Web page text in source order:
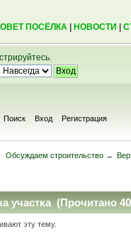
ПОСЁЛКА| НОВОСТИ
.
Поиск Вход Регистрация
Обсуждаем строительство→
участка (Прочитано
эту тему.